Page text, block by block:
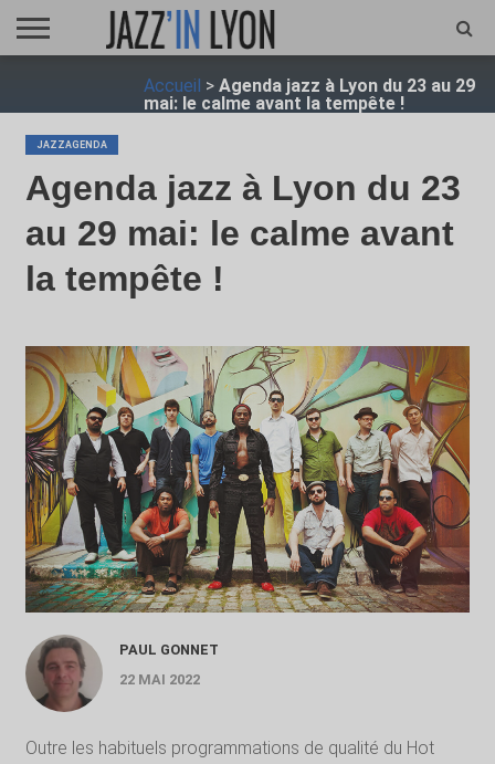
JAZZ
Accueil > Agenda jazz à Lyon du 23 au 29
mai: le calme avant la tempête !
JAZZAGENDA
Agenda jazz à Lyon du 23
au 29 mai: le calme avant
la tempête !
PAUL GONNET
22 MAI 2022
Outre les habituels programmations de qualité du Hot